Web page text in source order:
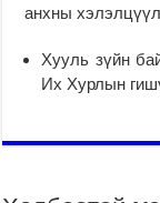
анхны
Хууль зүйн
Их Хурлын